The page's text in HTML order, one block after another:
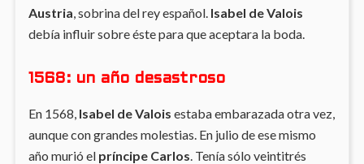
Austria , sobrina del rey español. Isabel de Valois
debía influir sobre éste para que aceptara la boda.
1568: un año desastroso
En 1568, Isabel de Valois estaba embarazada otra vez,
aunque con grandes molestias. En julio de ese mismo
año murió el príncipe Carlos. Tenía sólo veintitrés